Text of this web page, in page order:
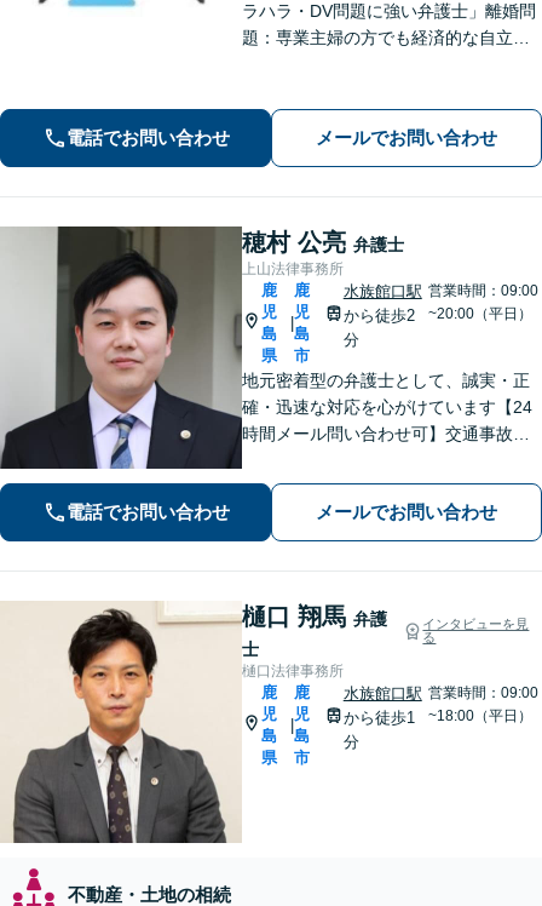
ラハラ・DV問題に強い弁護士」離婚問
題：専業主婦の方でも経済的な自立に
の返済に追われる自転車操業状態の方
もご相談ください」【休日・夜間相談
可】
電話でお問い合わせ メールでお問い合わせ
穂村 公亮 弁護士
上山法律事務所
鹿
児
島
県
|
鹿
児
島
市
水族館口駅
から徒歩2
分
営業時間：09:00
~20:00（平日）
地元密着型の弁護士として、誠実・正
確・迅速な対応を心がけています【24
時間メール問い合わせ可】交通事故／
幅広く対応。新しい人生のスタートを
切るお手伝いをします【市電水族館口
駅2分】【完全個室】
電話でお問い合わせ メールでお問い合わせ
樋口 翔馬 弁護
士
インタビューを見
る
樋口法律事務所
鹿
児
島
県
|
鹿
児
島
市
水族館口駅
から徒歩1
分
営業時間：09:00
~18:00（平日）
不動産・土地の相続